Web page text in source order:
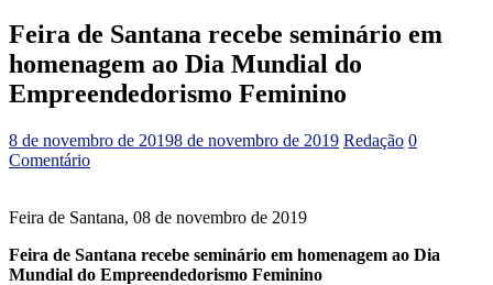
Feira de Santana recebe seminário em
homenagem ao Dia Mundial do
Empreendedorismo Feminino
8 de novembro de 20198 de novembro de 2019 Redação 0
Comentário
Feira de Santana, 08 de novembro de 2019
Feira de Santana recebe seminário em homenagem ao Dia
Mundial do Empreendedorismo Feminino